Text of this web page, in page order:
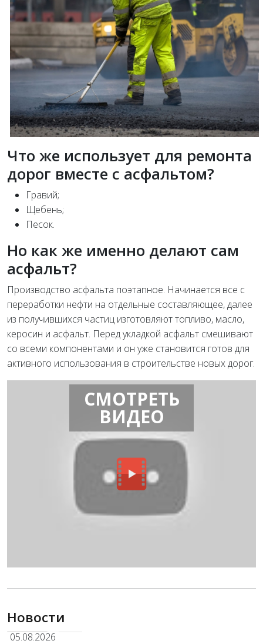
Что же использует для ремонта
дорог вместе с асфальтом?
Гравий;
Щебень;
Песок.
Но как же именно делают сам
асфальт?
Производство асфальта поэтапное. Начинается все с
переработки нефти на отдельные составляющее, далее
из получившихся частиц изготовляют топливо, масло,
керосин и асфальт. Перед укладкой асфальт смешивают
со всеми компонентами и он уже становится готов для
активного использования в строительстве новых дорог.
СМОТРЕТЬ
ВИДЕО
Новости
05.08.2026